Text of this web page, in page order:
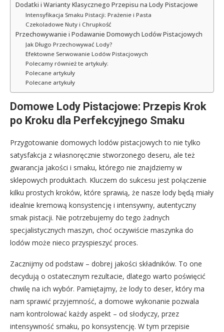
Dodatki i Warianty Klasycznego Przepisu na Lody Pistacjowe
Intensyfikacja Smaku Pistacji: Prażenie i Pasta
Czekoladowe Nuty i Chrupkość
Przechowywanie i Podawanie Domowych Lodów Pistacjowych
Jak Długo Przechowywać Lody?
Efektowne Serwowanie Lodów Pistacjowych
Polecamy również te artykuły:
Polecane artykuły
Polecane artykuły
Domowe Lody Pistacjowe: Przepis Krok
po Kroku dla Perfekcyjnego Smaku
Przygotowanie domowych lodów pistacjowych to nie tylko
satysfakcja z własnoręcznie stworzonego deseru, ale też
gwarancja jakości i smaku, którego nie znajdziemy w
sklepowych produktach. Kluczem do sukcesu jest połączenie
kilku prostych kroków, które sprawią, że nasze lody będą miały
idealnie kremową konsystencję i intensywny, autentyczny
smak pistacji. Nie potrzebujemy do tego żadnych
specjalistycznych maszyn, choć oczywiście maszynka do
lodów może nieco przyspieszyć proces.
Zacznijmy od podstaw – dobrej jakości składników. To one
decydują o ostatecznym rezultacie, dlatego warto poświęcić
chwilę na ich wybór. Pamiętajmy, że lody to deser, który ma
nam sprawić przyjemność, a domowe wykonanie pozwala
nam kontrolować każdy aspekt – od słodyczy, przez
intensywność smaku, po konsystencję. W tym przepisie